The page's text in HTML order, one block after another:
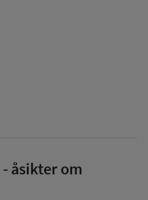
- åsikter om